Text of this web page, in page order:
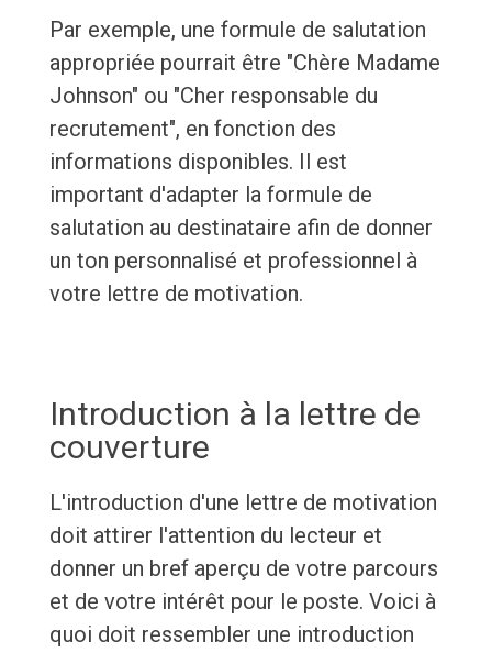
Par exemple, une formule de salutation
appropriée pourrait être "Chère Madame
Johnson" ou "Cher responsable du
recrutement", en fonction des
informations disponibles. Il est
important d'adapter la formule de
salutation au destinataire afin de donner
un ton personnalisé et professionnel à
votre lettre de motivation.
Introduction à la lettre de
couverture
L'introduction d'une lettre de motivation
doit attirer l'attention du lecteur et
donner un bref aperçu de votre parcours
et de votre intérêt pour le poste. Voici à
quoi doit ressembler une introduction